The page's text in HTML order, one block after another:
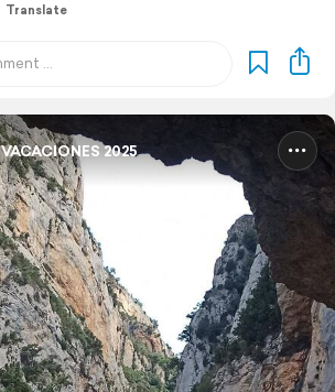
Translate
VACACIONES 2025